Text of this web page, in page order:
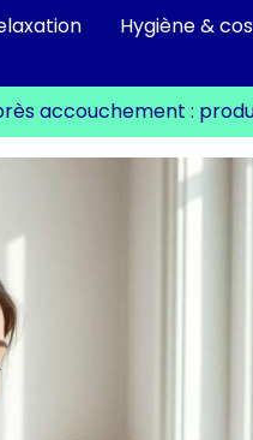
Hygiène &
accouchement :